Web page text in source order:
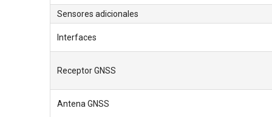
Sensores adicionales
Interfaces
Receptor GNSS
Antena GNSS